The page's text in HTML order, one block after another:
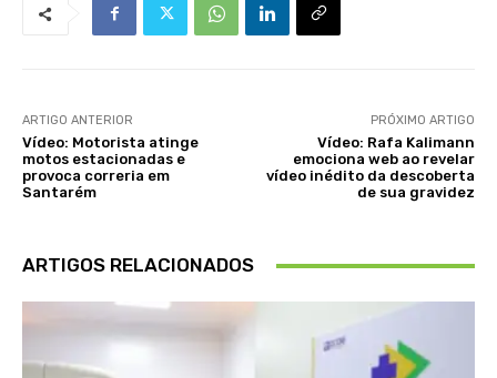
ARTIGO ANTERIOR
Vídeo: Motorista atinge
motos estacionadas e
provoca correria em
Santarém
PRÓXIMO ARTIGO
Vídeo: Rafa Kalimann
emociona web ao revelar
vídeo inédito da descoberta
de sua gravidez
ARTIGOS RELACIONADOS